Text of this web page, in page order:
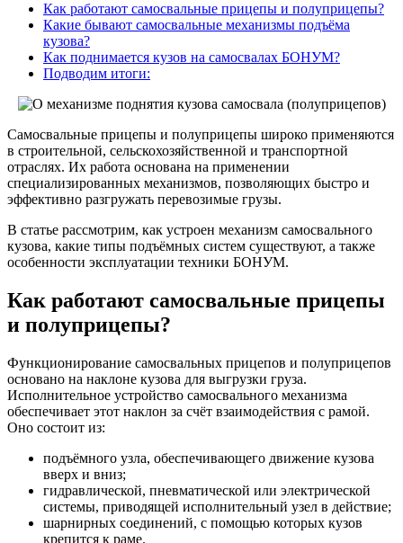
Как работают самосвальные прицепы и полуприцепы?
Какие бывают самосвальные механизмы подъёма
кузова?
Как поднимается кузов на самосвалах БОНУМ?
Подводим итоги:
Самосвальные прицепы и полуприцепы широко применяются
в строительной, сельскохозяйственной и транспортной
отраслях. Их работа основана на применении
специализированных механизмов, позволяющих быстро и
эффективно разгружать перевозимые грузы.
В статье рассмотрим, как устроен механизм самосвального
кузова, какие типы подъёмных систем существуют, а также
особенности эксплуатации техники БОНУМ.
Как работают самосвальные прицепы
и полуприцепы?
Функционирование самосвальных прицепов и полуприцепов
основано на наклоне кузова для выгрузки груза.
Исполнительное устройство самосвального механизма
обеспечивает этот наклон за счёт взаимодействия с рамой.
Оно состоит из:
подъёмного узла, обеспечивающего движение кузова
вверх и вниз;
гидравлической, пневматической или электрической
системы, приводящей исполнительный узел в действие;
шарнирных соединений, с помощью которых кузов
крепится к раме.